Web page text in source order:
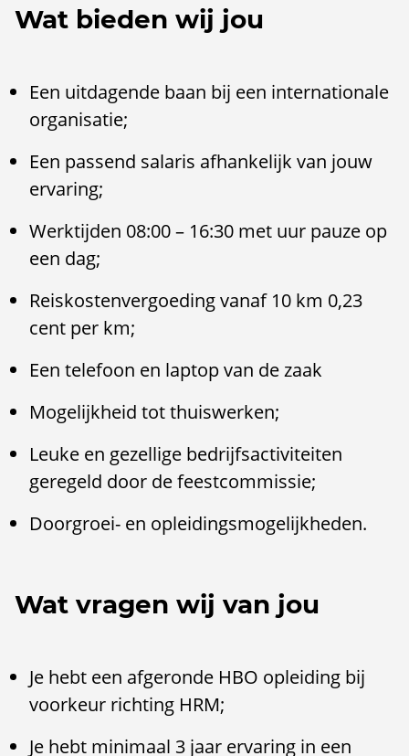
Wat bieden wij jou
Een uitdagende baan bij een internationale
organisatie;
Een passend salaris afhankelijk van jouw
ervaring;
Werktijden 08:00 – 16:30 met uur pauze op
een dag;
Reiskostenvergoeding vanaf 10 km 0,23
cent per km;
Een telefoon en laptop van de zaak
Mogelijkheid tot thuiswerken;
Leuke en gezellige bedrijfsactiviteiten
geregeld door de feestcommissie;
Doorgroei- en opleidingsmogelijkheden.
Wat vragen wij van jou
Je hebt een afgeronde HBO opleiding bij
voorkeur richting HRM;
Je hebt minimaal 3 jaar ervaring in een